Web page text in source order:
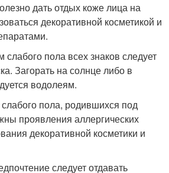
дать отдых коже лица на
декоративной косметикой и
слабого пола всех знаков следует
Загорать на солнце либо в
водолеям.
пола, родившихся под
проявления аллергических
декоративной косметики и
следует отдавать